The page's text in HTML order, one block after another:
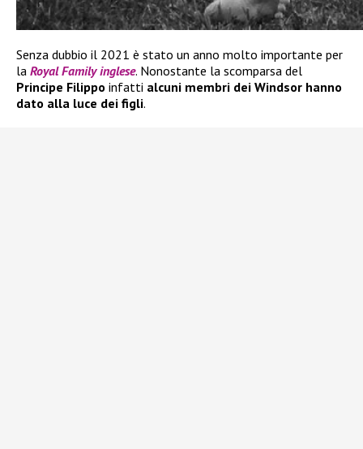
Senza dubbio il 2021 è stato un anno molto importante per
la Royal Family inglese. Nonostante la scomparsa del
Principe Filippo infatti alcuni membri dei Windsor hanno
dato alla luce dei figli.